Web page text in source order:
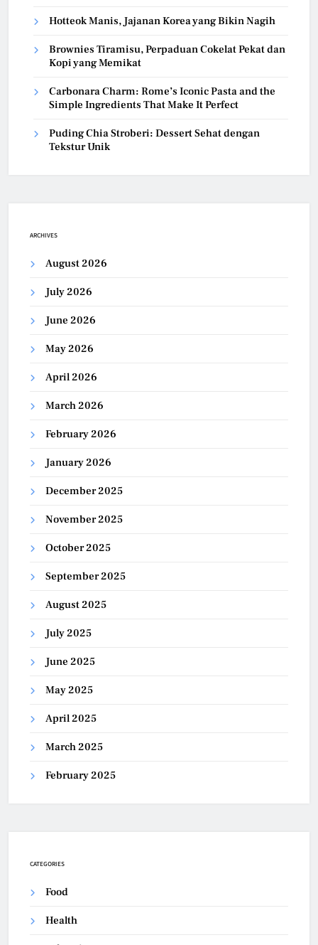
Hotteok Manis, Jajanan Korea yang Bikin Nagih
Brownies Tiramisu, Perpaduan Cokelat Pekat dan
Kopi yang Memikat
Carbonara Charm: Rome’s Iconic Pasta and the
Simple Ingredients That Make It Perfect
Puding Chia Stroberi: Dessert Sehat dengan
Tekstur Unik
ARCHIVES
August 2026
July 2026
June 2026
May 2026
April 2026
March 2026
February 2026
January 2026
December 2025
November 2025
October 2025
September 2025
August 2025
July 2025
June 2025
May 2025
April 2025
March 2025
February 2025
CATEGORIES
Food
Health